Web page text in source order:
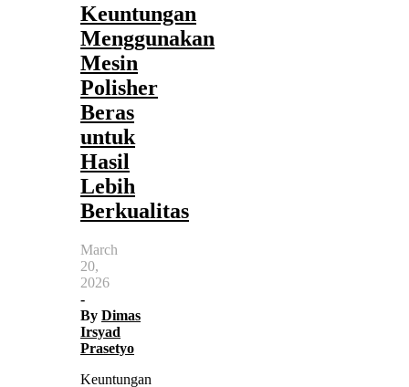
Keuntungan
Menggunakan
Mesin
Polisher
Beras
untuk
Hasil
Lebih
Berkualitas
March
20,
2026
-
By Dimas
Irsyad
Prasetyo
Keuntungan